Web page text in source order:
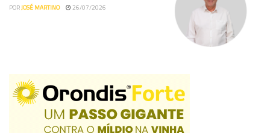
PORJOSÉ MARTINO 26/07/2026